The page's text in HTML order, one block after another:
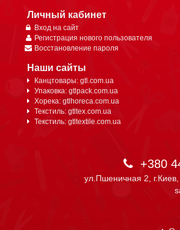
Личный кабинет
Вход на сайт
Регистрация нового пользователя
Восстановление пароля
Наши сайты
Канцтовары: gtl.com.ua
Упаковка: gtlpack.com.ua
Хорека: gtlhoreca.com.ua
Текстиль: gtltex.com.ua
Текстиль: gtltextile.com.ua
+380
ул.Пшеничная 2,